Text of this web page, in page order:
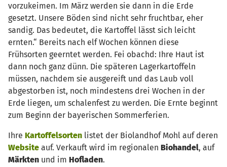
vorzukeimen. Im März werden sie dann in die Erde
gesetzt. Unsere Böden sind nicht sehr fruchtbar, eher
sandig. Das bedeutet, die Kartoffel lässt sich leicht
ernten.“ Bereits nach elf Wochen können diese
Frühsorten geerntet werden. Fei obachd: Ihre Haut ist
dann noch ganz dünn. Die späteren Lagerkartoffeln
müssen, nachdem sie ausgereift und das Laub voll
abgestorben ist, noch mindestens drei Wochen in der
Erde liegen, um schalenfest zu werden. Die Ernte beginnt
zum Beginn der bayerischen Sommerferien.
Ihre Kartoffelsorten listet der Biolandhof Mohl auf deren
Website auf. Verkauft wird im regionalen Biohandel, auf
Märkten und im Hofladen.